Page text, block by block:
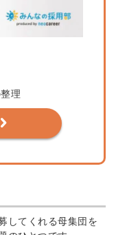
理
してくれる母集団を
無料会員登録
解決、新しい採用の
読める
わる独自の調査レポ